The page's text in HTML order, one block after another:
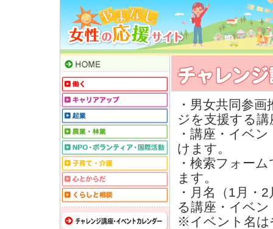
・男女共同参
ジを支援する
・講座・イベ
けます。
・検索フォー
ます。
・月名（1月・
る講座・イベ
※イベント名は